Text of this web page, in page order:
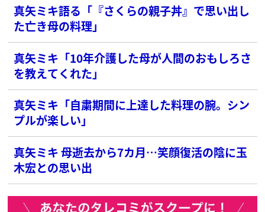
真矢ミキ語る「『さくらの親子丼』で思い出し
た亡き母の料理」
真矢ミキ「10年介護した母が人間のおもしろさ
を教えてくれた」
真矢ミキ「自粛期間に上達した料理の腕。シン
プルが楽しい」
真矢ミキ 母逝去から7カ月…笑顔復活の陰に玉
木宏との思い出